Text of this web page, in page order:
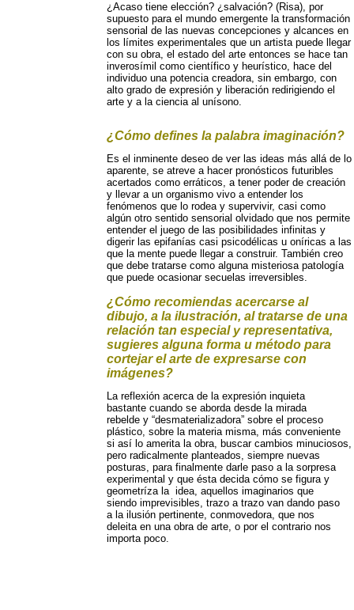
¿Acaso tiene elección? ¿salvación? (Risa), por
supuesto para el mundo emergente la transformación
sensorial de las nuevas concepciones y alcances en
los límites experimentales que un artista puede llegar
con su obra, el estado del arte entonces se hace tan
inverosímil como científico y heurístico, hace del
individuo una potencia creadora, sin embargo, con
alto grado de expresión y liberación redirigiendo el
arte y a la ciencia al unísono.
¿Cómo defines la palabra imaginación?
Es el inminente deseo de ver las ideas más allá de lo
aparente, se atreve a hacer pronósticos futuribles
acertados como erráticos, a tener poder de creación
y llevar a un organismo vivo a entender los
fenómenos que lo rodea y supervivir, casi como
algún otro sentido sensorial olvidado que nos permite
entender el juego de las posibilidades infinitas y
digerir las epifanías casi psicodélicas u oníricas a las
que la mente puede llegar a construir. También creo
que debe tratarse como alguna misteriosa patología
que puede ocasionar secuelas irreversibles.
¿Cómo recomiendas acercarse al
dibujo, a la ilustración, al tratarse de una
relación tan especial y representativa,
sugieres alguna forma u método para
cortejar el arte de expresarse con
imágenes?
La reflexión acerca de la expresión inquieta
bastante cuando se aborda desde la mirada
rebelde y “desmaterializadora” sobre el proceso
plástico, sobre la materia misma, más conveniente
si así lo amerita la obra, buscar cambios minuciosos,
pero radicalmente planteados, siempre nuevas
posturas, para finalmente darle paso a la sorpresa
experimental y que ésta decida cómo se figura y
geometríza la idea, aquellos imaginarios que
siendo imprevisibles, trazo a trazo van dando paso
a la ilusión pertinente, conmovedora, que nos
deleita en una obra de arte, o por el contrario nos
importa poco.